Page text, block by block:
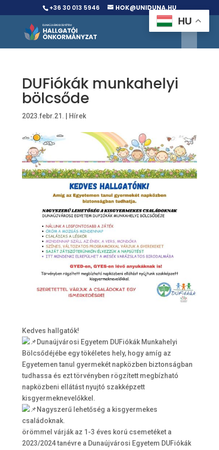
+36 30 013 5946 HOK@UNIDUNA.HU
DUFiókák munkahelyi
bölcsőde
2023.febr.21. Hírek
Kedves hallgatók!
Dunaújvárosi Egyetem DUFiókák Munkahelyi
Bölcsődéjébe egy tökéletes hely, hogy amíg az
Egyetemen tanul gyermekét napközben biztonságban
tudhassa és ezt törvényben rögzített megbízható
napközbeni ellátást nyujtó szakképzett
kisgyermeknevelőkkel.
Nagyszerű lehetőség a kisgyermekes
családoknak.
örömmel várják az 1-3 éves korú csemetéket a
2023/2024 tanévre a Dunaújvárosi Egyetem DUFiókák
HU